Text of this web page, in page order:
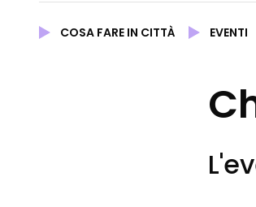
COSA FARE IN CITTÀ EVENTI